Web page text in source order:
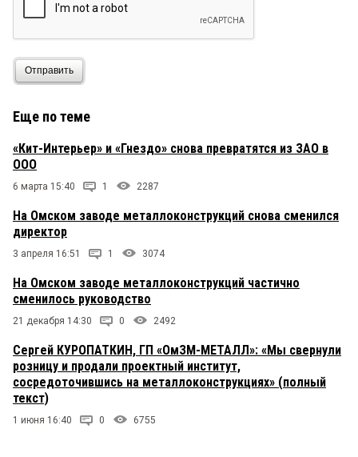
Отправить
Еще по теме
«Кит-Интерьер» и «Гнездо» снова превратятся из ЗАО в
ООО
6 марта 15:40 1 2287
На Омском заводе металлоконструкций снова сменился
директор
3 апреля 16:51 1 3074
На Омском заводе металлоконструкций частично
сменилось руководство
21 декабря 14:30 0 2492
Сергей КУРОПАТКИН, ГП «ОмЗМ-МЕТАЛЛ»: «Мы свернули
розницу и продали проектный институт,
сосредоточившись на металлоконструкциях» (полный
текст)
1 июня 16:40 0 6755